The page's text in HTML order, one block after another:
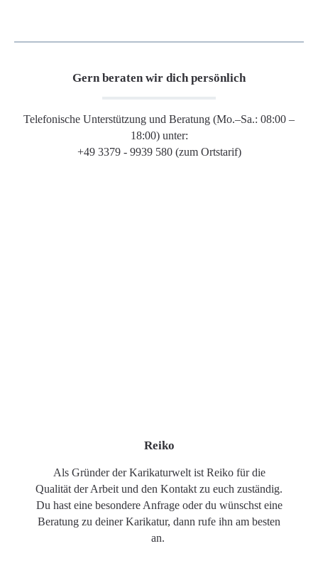
Gern beraten wir dich persönlich
Telefonische Unterstützung und Beratung (Mo.–Sa.: 08:00 –
18:00) unter:
+49 3379 - 9939 580 (zum Ortstarif)
Reiko
Als Gründer der Karikaturwelt ist Reiko für die
Qualität der Arbeit und den Kontakt zu euch zuständig.
Du hast eine besondere Anfrage oder du wünschst eine
Beratung zu deiner Karikatur, dann rufe ihn am besten
an.